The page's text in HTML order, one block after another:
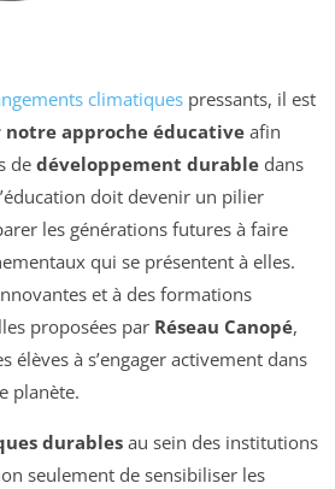
climatiques pressants, il est
notre approche éducative afin
de développement durable dans
doit devenir un pilier
les générations futures à faire
qui se présentent à elles.
et à des formations
proposées par Réseau Canopé,
élèves à s’engager activement dans
planète.
durables au sein des institutions
seulement de sensibiliser les